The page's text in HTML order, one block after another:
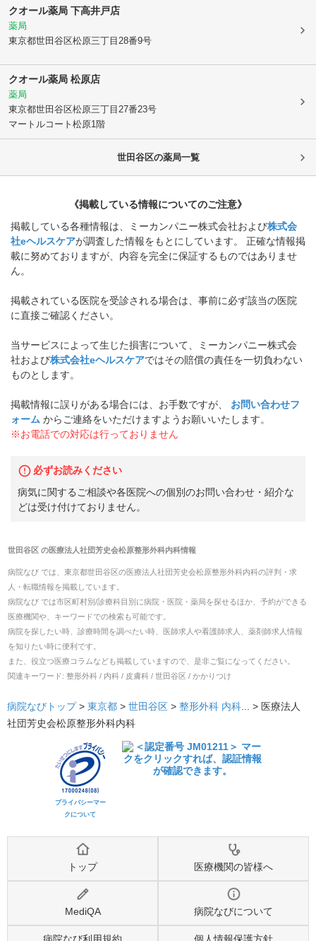
クオール薬局 下高井戸店
薬局
東京都世田谷区松原三丁目28番9号
クオール薬局 松原店
薬局
東京都世田谷区松原三丁目27番23号
マートルコート松原1階
世田谷区の薬局一覧
《掲載している情報についてのご注意》
掲載している各種情報は、ミーカンパニー株式会社および株式会
社eヘルスケアが調査した情報をもとにしています。 正確な情報掲
載に努めておりますが、内容を完全に保証するものではありませ
ん。
掲載されている医院を受診される場合は、事前に必ず該当の医院
に直接ご確認ください。
当サービスによって生じた損害について、ミーカンパニー株式会
社および株式会社eヘルスケアではその賠償の責任を一切負わない
ものとします。
掲載情報に誤りがある場合には、お手数ですが、
お問い合わせフ
ォーム からご連絡をいただけますようお願いいたします。
※お電話での対応は行っておりません
必ずお読みください
病気に関するご相談や各医院への個別のお問い合わせ・紹介な
どは受け付けておりません。
世田谷区の医療法人社団芳史会松原整形外科内科情報
病院なび では、 東京都世田谷区の医療法人社団芳史会松原整形外科内科の評判・求
人・転職情報を掲載しています。
病院なび では市区町村別/診療科目別に病院・医院・薬局を探せるほか、予約ができる
医療機関や、キーワードでの検索も可能です。
病院を探したい時、診療時間を調べたい時、医師求人や看護師求人、薬剤師求人情報
を知りたい時に便利です。
また、役立つ医療コラムなども掲載していますので、是非ご覧になってください。
関連キーワード: 整形外科 / 内科 / 皮膚科 / 世田谷区 / かかりつけ
病院なびトップ > 東京都 > 世田谷区 > 整形外科 内科... > 医療法人
社団芳史会松原整形外科内科
プライバシーマー
クについて
トップ 医療機関の皆様へ
MediQA 病院なびについて